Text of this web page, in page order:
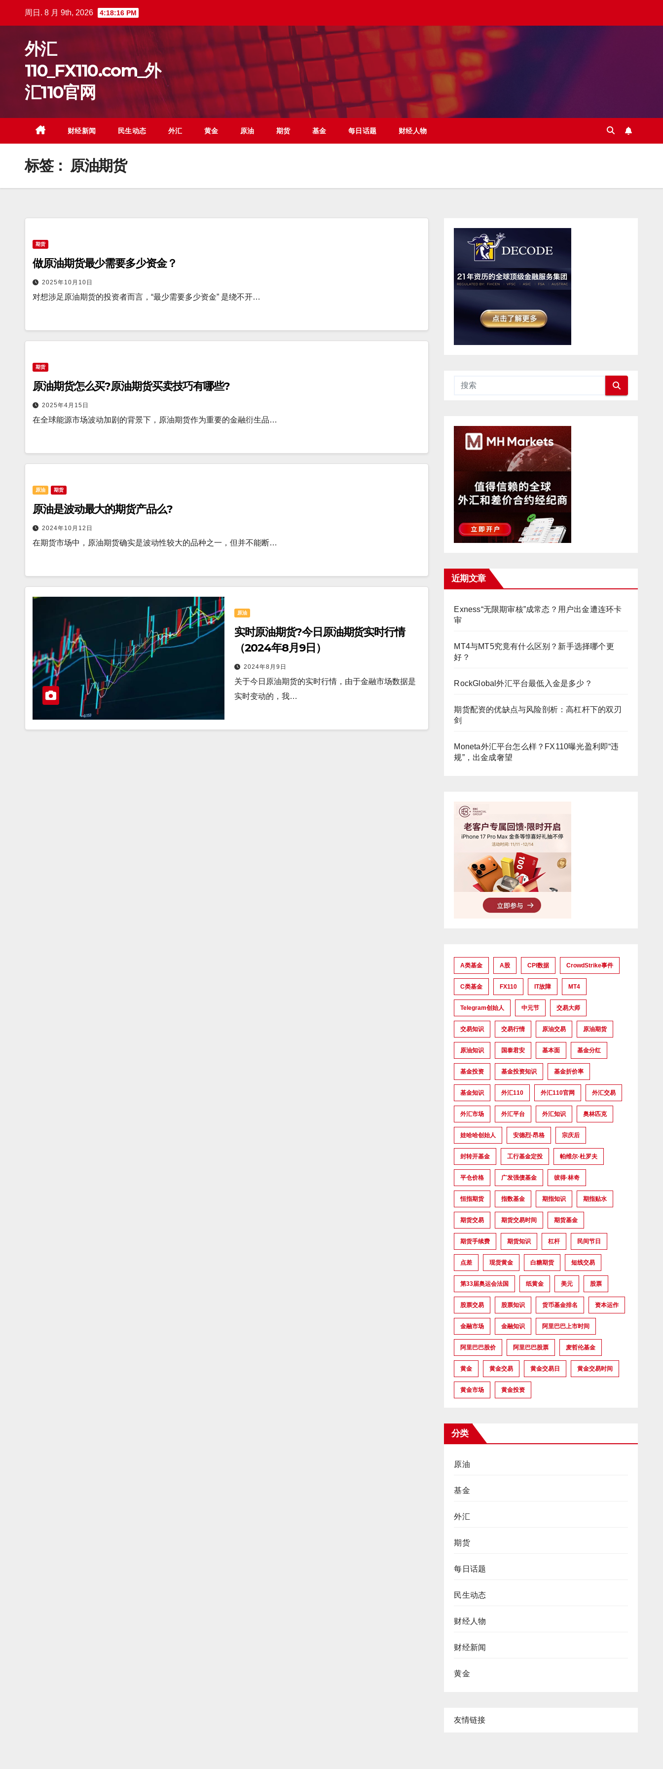
周日. 8 月 9th, 2026 4:18:17 PM
外汇
110_FX110.com_外
汇110官网
财经新闻 民生动态 外汇 黄金 原油 期货 基金 每日话题 财经人物
标签： 原油期货
期货
做原油期货最少需要多少资金？
2025年10月10日
对想涉足原油期货的投资者而言，“最少需要多少资金” 是绕不开…
期货
原油期货怎么买?原油期货买卖技巧有哪些?
2025年4月15日
在全球能源市场波动加剧的背景下，原油期货作为重要的金融衍生品…
原油 期货
原油是波动最大的期货产品么?
2024年10月12日
在期货市场中，原油期货确实是波动性较大的品种之一，但并不能断…
原油
实时原油期货?今日原油期货实时行情
（2024年8月9日）
2024年8月9日
关于今日原油期货的实时行情，由于金融市场数据是
实时变动的，我…
近期文章
Exness“无限期审核”成常态？用户出金遭连环卡
审
MT4与MT5究竟有什么区别？新手选择哪个更
好？
RockGlobal外汇平台最低入金是多少？
期货配资的优缺点与风险剖析：高杠杆下的双刃
剑
Moneta外汇平台怎么样？FX110曝光盈利即“违
规”，出金成奢望
A类基金 A股 CPI数据 CrowdStrike事件
C类基金 FX110 IT故障 MT4
Telegram创始人 中元节 交易大师
交易知识 交易行情 原油交易 原油期货
原油知识 国泰君安 基本面 基金分红
基金投资 基金投资知识 基金折价率
基金知识 外汇110 外汇110官网 外汇交易
外汇市场 外汇平台 外汇知识 奥林匹克
娃哈哈创始人 安德烈·昂格 宗庆后
封转开基金 工行基金定投 帕维尔·杜罗夫
平仓价格 广发强债基金 彼得·林奇
恒指期货 指数基金 期指知识 期指贴水
期货交易 期货交易时间 期货基金
期货手续费 期货知识 杠杆 民间节日
点差 现货黄金 白糖期货 短线交易
第33届奥运会法国 纸黄金 美元 股票
股票交易 股票知识 货币基金排名 资本运作
金融市场 金融知识 阿里巴巴上市时间
阿里巴巴股价 阿里巴巴股票 麦哲伦基金
黄金 黄金交易 黄金交易日 黄金交易时间
黄金市场 黄金投资
分类
原油
基金
外汇
期货
每日话题
民生动态
财经人物
财经新闻
黄金
友情链接